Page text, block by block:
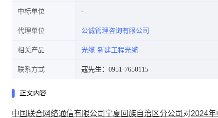
中标单位
代理单位 公诚管理咨询有限公司
相关产品 光缆 新建工程光缆
联系方式 寇先生：0951-7650115
正文内容
中国联合网络通信有限公司宁夏回族自治区分公司 对2024